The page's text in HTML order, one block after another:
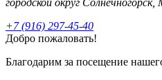
+7 (916) 297-45-40
Добро пожаловать!
Благодарим за посещение